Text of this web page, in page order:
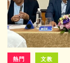
熱門 文教